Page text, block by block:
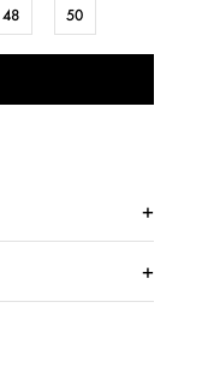
48 50